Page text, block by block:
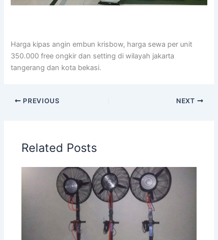
Harga kipas angin embun krisbow, harga sewa per unit
350.000 free ongkir dan setting di wilayah jakarta
tangerang dan kota bekasi.
PREVIOUS NEXT
Related Posts